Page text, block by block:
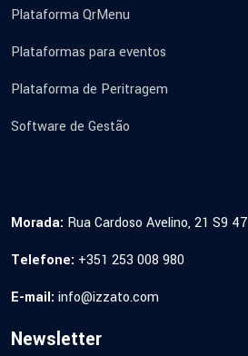
Plataforma QrMenu
Plataformas para eventos
Plataforma de Peritragem
Software de Gestão
Morada: Rua Cardoso Avelino, 21 S9
Telefone: +351 253 008 980
E-mail: info@izzato.com
Newsletter